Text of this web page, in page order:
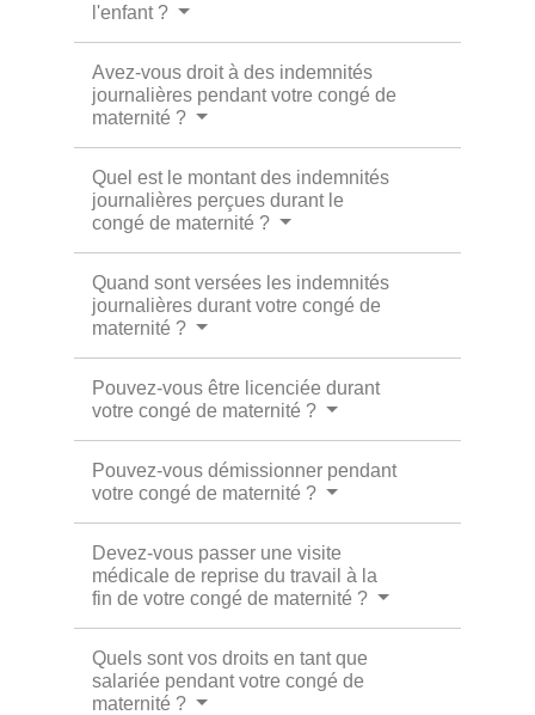
l'enfant ?
Avez-vous droit à des indemnités
journalières pendant votre congé de
maternité ?
Quel est le montant des indemnités
journalières perçues durant le
congé de maternité ?
Quand sont versées les indemnités
journalières durant votre congé de
maternité ?
Pouvez-vous être licenciée durant
votre congé de maternité ?
Pouvez-vous démissionner pendant
votre congé de maternité ?
Devez-vous passer une visite
médicale de reprise du travail à la
fin de votre congé de maternité ?
Quels sont vos droits en tant que
salariée pendant votre congé de
maternité ?